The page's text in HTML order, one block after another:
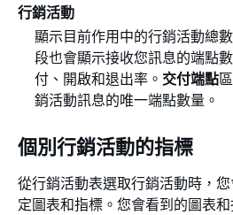
行銷活動
顯示目前作用中的行銷活動總
段也會顯示接收您訊息的端點
付、開啟和退出率。 交付端點
銷活動訊息的唯一端點數量。
個別行銷活動的指標
從行銷活動表選取行銷活動時，
定圖表和指標。您會看到的圖表